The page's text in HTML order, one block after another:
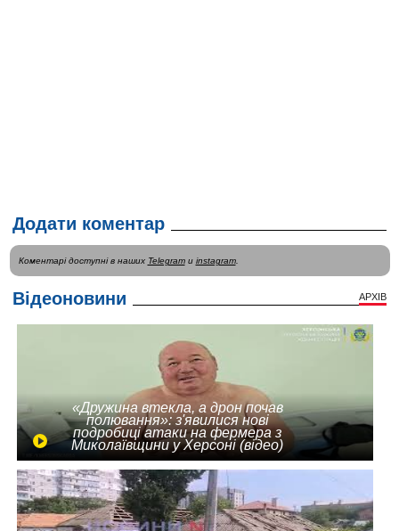
Додати коментар
Коментарі доступні в наших Telegramи instagram.
Відеоновини АРХІВ
«Дружина втекла, а дрон почав
полювання»: з'явилися нові
подробиці атаки на фермера з
Миколаївщини у Херсоні (відео)